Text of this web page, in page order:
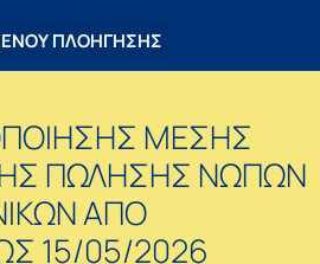
ΜΕΣΗΣ
ΠΩΛΗΣΗΣ ΝΩΠΩΝ
ΑΠΟ
15/05/2026